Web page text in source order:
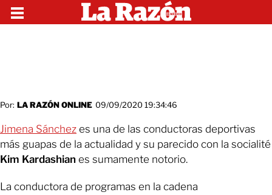
Por: LA RAZÓN ONLINE 09/09/2020 19:34:46
Jimena Sánchez es una de las conductoras deportivas
más guapas de la actualidad y su parecido con la socialité
Kim Kardashian es sumamente notorio.
La conductora de programas en la cadena